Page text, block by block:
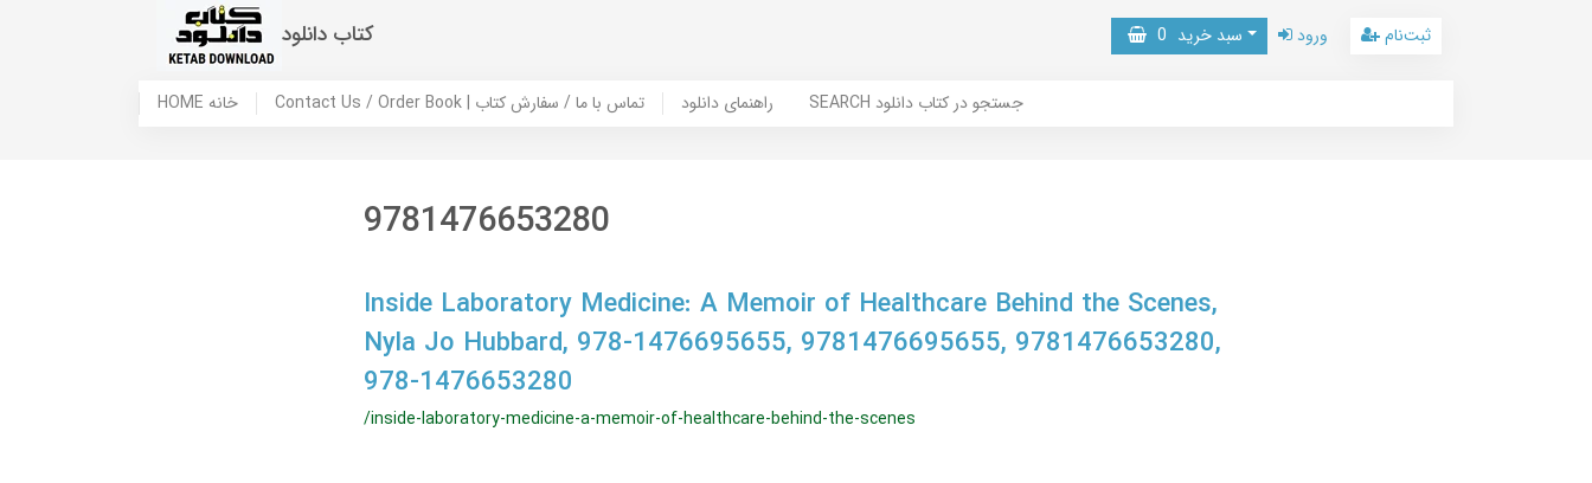
کتاب دانلود سبد خرید 0 ورود ثبت‌نام
HOME خانه Contact Us / Order Book | تماس با ما / سفارش کتاب راهنمای دانلود SEARCH جستجو در کتاب دانلود
9781476653280
Inside Laboratory Medicine: A Memoir of Healthcare Behind the Scenes,
Nyla Jo Hubbard, 978-1476695655, 9781476695655, 9781476653280,
978-1476653280
/inside-laboratory-medicine-a-memoir-of-healthcare-behind-the-scenes